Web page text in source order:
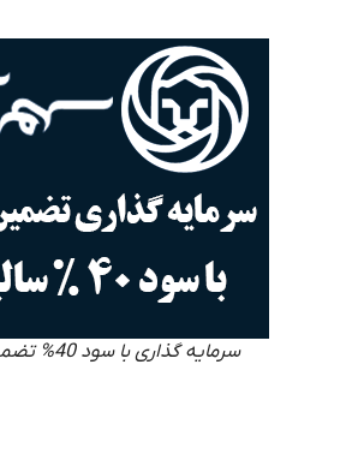
سرمایه گذاری با سود 40% تضمین شده